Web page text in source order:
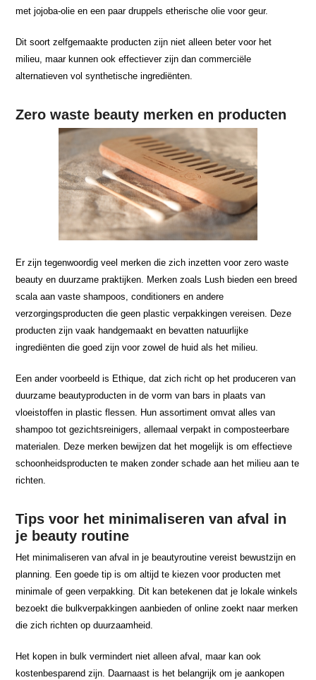
met jojoba-olie en een paar druppels etherische olie voor geur.
Dit soort zelfgemaakte producten zijn niet alleen beter voor het
milieu, maar kunnen ook effectiever zijn dan commerciële
alternatieven vol synthetische ingrediënten.
Zero waste beauty merken en producten
Er zijn tegenwoordig veel merken die zich inzetten voor zero waste
beauty en duurzame praktijken. Merken zoals Lush bieden een breed
scala aan vaste shampoos, conditioners en andere
verzorgingsproducten die geen plastic verpakkingen vereisen. Deze
producten zijn vaak handgemaakt en bevatten natuurlijke
ingrediënten die goed zijn voor zowel de huid als het milieu.
Een ander voorbeeld is Ethique, dat zich richt op het produceren van
duurzame beautyproducten in de vorm van bars in plaats van
vloeistoffen in plastic flessen. Hun assortiment omvat alles van
shampoo tot gezichtsreinigers, allemaal verpakt in composteerbare
materialen. Deze merken bewijzen dat het mogelijk is om effectieve
schoonheidsproducten te maken zonder schade aan het milieu aan te
richten.
Tips voor het minimaliseren van afval in
je beauty routine
Het minimaliseren van afval in je beautyroutine vereist bewustzijn en
planning. Een goede tip is om altijd te kiezen voor producten met
minimale of geen verpakking. Dit kan betekenen dat je lokale winkels
bezoekt die bulkverpakkingen aanbieden of online zoekt naar merken
die zich richten op duurzaamheid.
Het kopen in bulk vermindert niet alleen afval, maar kan ook
kostenbesparend zijn. Daarnaast is het belangrijk om je aankopen